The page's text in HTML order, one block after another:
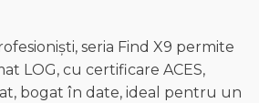
seria Find X9 permite
LOG, cu certificare ACES,
bogat în date, ideal pentru un